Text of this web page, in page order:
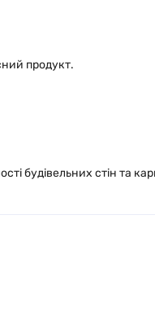
продукт.
будівельних стін та